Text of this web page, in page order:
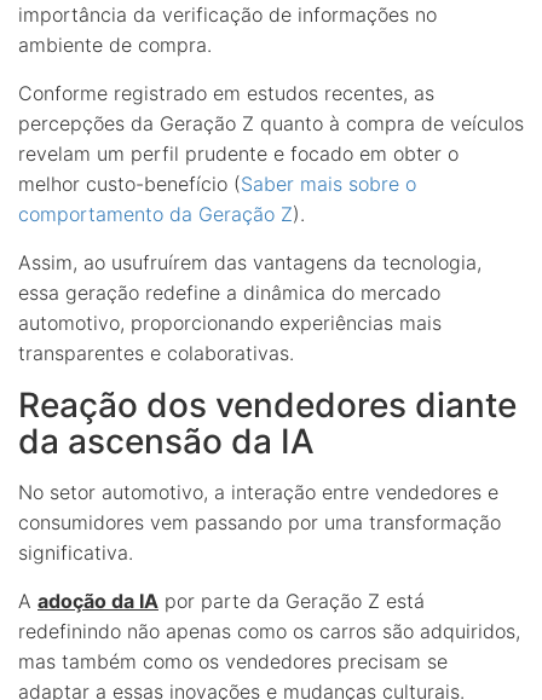
importância da verificação de informações no
ambiente de compra.
Conforme registrado em estudos recentes, as
percepções da Geração Z quanto à compra de veículos
revelam um perfil prudente e focado em obter o
melhor custo-benefício (Saber mais sobre o
comportamento da Geração Z).
Assim, ao usufruírem das vantagens da tecnologia,
essa geração redefine a dinâmica do mercado
automotivo, proporcionando experiências mais
transparentes e colaborativas.
Reação dos vendedores diante
da ascensão da IA
No setor automotivo, a interação entre vendedores e
consumidores vem passando por uma transformação
significativa.
A adoção da IA por parte da Geração Z está
redefinindo não apenas como os carros são adquiridos,
mas também como os vendedores precisam se
adaptar a essas inovações e mudanças culturais.